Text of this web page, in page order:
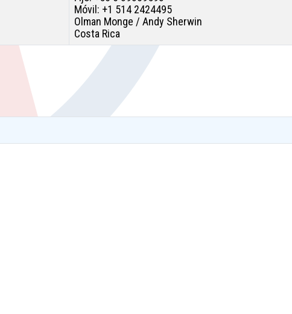
Móvil: +1 514 2424495
Olman Monge / Andy Sherwin
Costa Rica